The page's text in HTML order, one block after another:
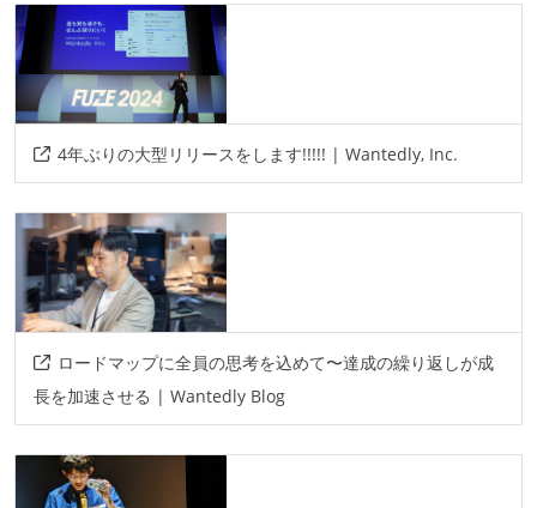
rails
プロジェクト管理
github
情報共有ツール
slack
その他
grpc
protocol-buffers
4年ぶりの大型リリースをします!!!!! | Wantedly, Inc.
ロードマップに全員の思考を込めて〜達成の繰り返しが成
長を加速させる | Wantedly Blog